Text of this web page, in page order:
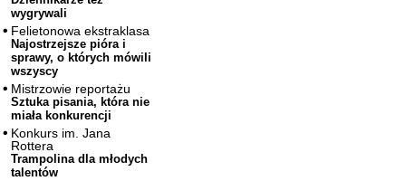
wygrywali
Felietonowa ekstraklasa
Najostrzejsze pióra i
sprawy, o których mówili
wszyscy
Mistrzowie reportażu
Sztuka pisania, która nie
miała konkurencji
Konkurs im. Jana
Rottera
Trampolina dla młodych
talentów